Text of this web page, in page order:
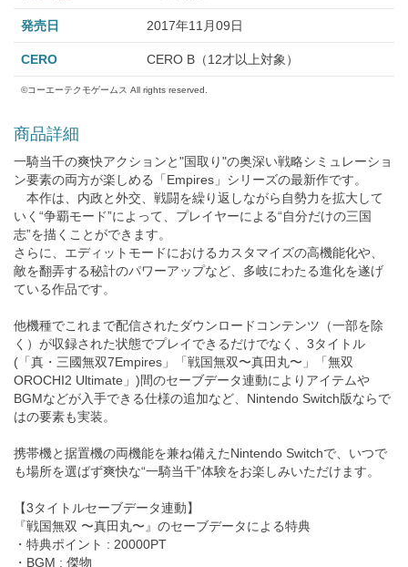
発売日 2017年11月09日
CERO CERO B（12才以上対象）
©コーエーテクモゲームス All rights reserved.
商品詳細
一騎当千の爽快アクションと"国取り"の奥深い戦略シミュレーショ
ン要素の両方が楽しめる「Empires」シリーズの最新作です。
本作は、内政と外交、戦闘を繰り返しながら自勢力を拡大して
いく“争覇モード”によって、プレイヤーによる“自分だけの三国
志”を描くことができます。
さらに、エディットモードにおけるカスタマイズの高機能化や、
敵を翻弄する秘計のパワーアップなど、多岐にわたる進化を遂げ
ている作品です。
他機種でこれまで配信されたダウンロードコンテンツ（一部を除
く）が収録された状態でプレイできるだけでなく、3タイトル
(「真・三國無双7Empires」「戦国無双〜真田丸〜」「無双
OROCHI2 Ultimate」)間のセーブデータ連動によりアイテムや
BGMなどが入手できる仕様の追加など、Nintendo Switch版ならで
はの要素も実装。
携帯機と据置機の両機能を兼ね備えたNintendo Switchで、いつで
も場所を選ばず爽快な“一騎当千”体験をお楽しみいただけます。
【3タイトルセーブデータ連動】
『戦国無双 〜真田丸〜』のセーブデータによる特典
・特典ポイント : 20000PT
・BGM : 傑物